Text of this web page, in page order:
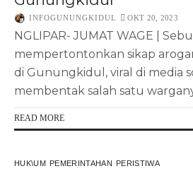
INFOGUNUNGKIDUL OKT 20, 2023
NGLIPAR- JUMAT WAGE |
mempertontonkan sikap
di Gunungkidul, viral di media
membentak salah satu
READ MORE
HUK\UM PEMERINTAHAN PERISTIWA